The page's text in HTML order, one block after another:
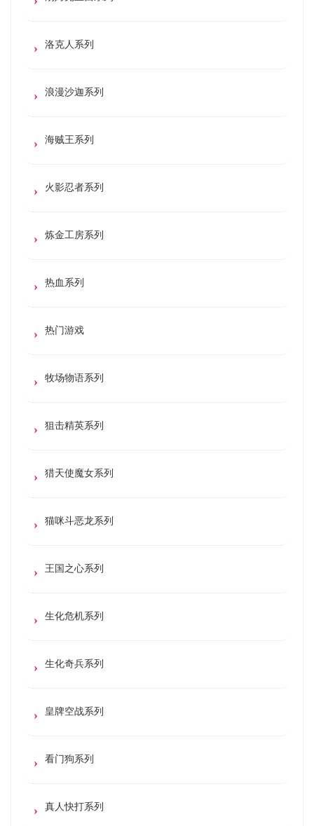
洛克人系列
浪漫沙迦系列
海贼王系列
火影忍者系列
炼金工房系列
热血系列
热门游戏
牧场物语系列
狙击精英系列
猎天使魔女系列
猫咪斗恶龙系列
王国之心系列
生化危机系列
生化奇兵系列
皇牌空战系列
看门狗系列
真人快打系列